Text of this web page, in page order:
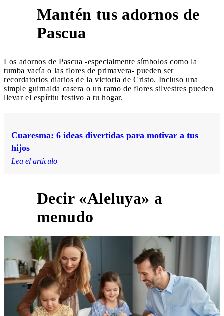
Mantén tus adornos de
Pascua
Los adornos de Pascua -especialmente símbolos como la
tumba vacía o las flores de primavera- pueden ser
recordatorios diarios de la victoria de Cristo. Incluso una
simple guirnalda casera o un ramo de flores silvestres pueden
llevar el espíritu festivo a tu hogar.
Cuaresma: 6 ideas divertidas para motivar a tus
hijos
Lea el artículo
Decir «Aleluya» a
menudo